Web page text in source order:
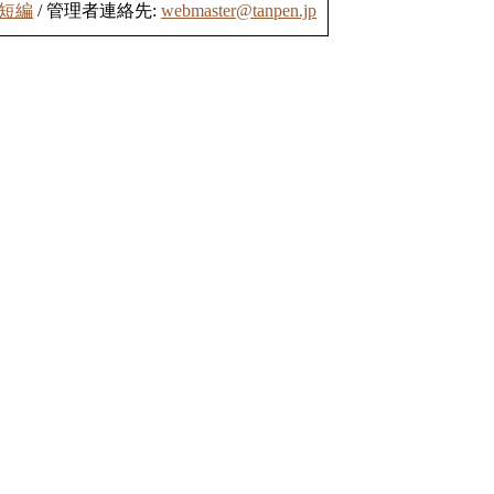
編 / 管理者連絡先: webmaster@tanpen.jp